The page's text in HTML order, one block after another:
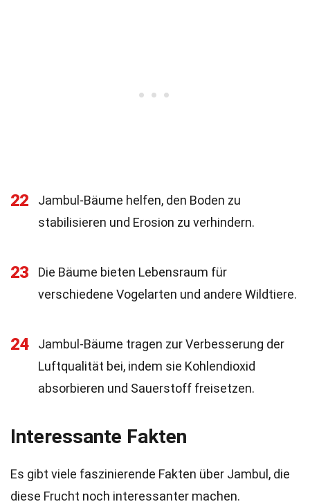
22
Jambul-Bäume helfen, den Boden zu
stabilisieren und Erosion zu verhindern.
23
Die Bäume bieten Lebensraum für
verschiedene Vogelarten und andere Wildtiere.
24
Jambul-Bäume tragen zur Verbesserung der
Luftqualität bei, indem sie Kohlendioxid
absorbieren und Sauerstoff freisetzen.
Interessante Fakten
Es gibt viele faszinierende Fakten über Jambul, die
diese Frucht noch interessanter machen.